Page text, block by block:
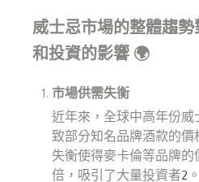
威士忌市場的整體趨勢
和投資的影響 🌍
市場供需失衡
近年來，全球中高年份
致部分知名品牌酒款的
失衡使得麥卡倫等品牌
倍，吸引了大量投資者2 。